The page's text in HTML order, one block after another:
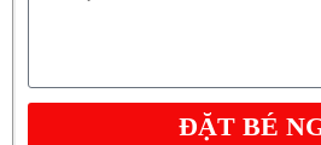
ĐẶT BÉ